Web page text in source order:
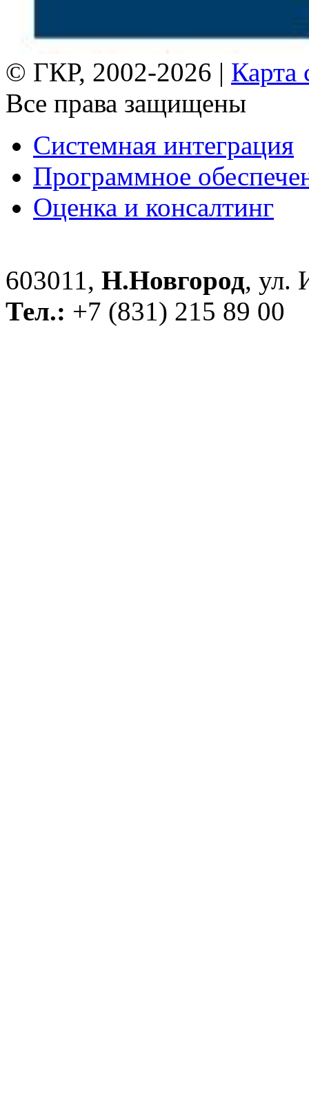
© ГКР, 2002-2026 | Карта
Все права защищены
Системная интеграция
Программное
Оценка и консалтинг
603011, Н.Новгород, ул.
Тел.: +7 (831) 215 89 00